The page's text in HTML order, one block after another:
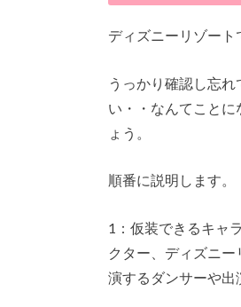
ディズニーリゾート
うっかり確認し忘
い・・なんてことに
ょう。
順番に説明します。
1：仮装できるキャ
クター、ディズニ
演するダンサーや出